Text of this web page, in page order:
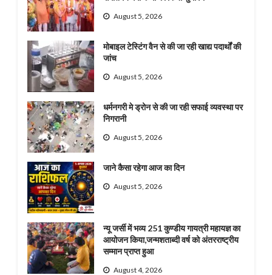
August 5, 2026
मोबाइल टेस्टिंग वैन से की जा रही खाद्य पदार्थों की
जांच
August 5, 2026
धर्मनगरी मे ड्रोन से की जा रही सफाई व्यवस्था पर
निगरानी
August 5, 2026
जाने कैसा रहेगा आज का दिन
August 5, 2026
न्यू जर्सी में भव्य 251 कुण्डीय गायत्री महायज्ञ का
आयोजन किया,जन्मशताब्दी वर्ष को अंतरराष्ट्रीय
सम्मान प्राप्त हुआ
August 4, 2026